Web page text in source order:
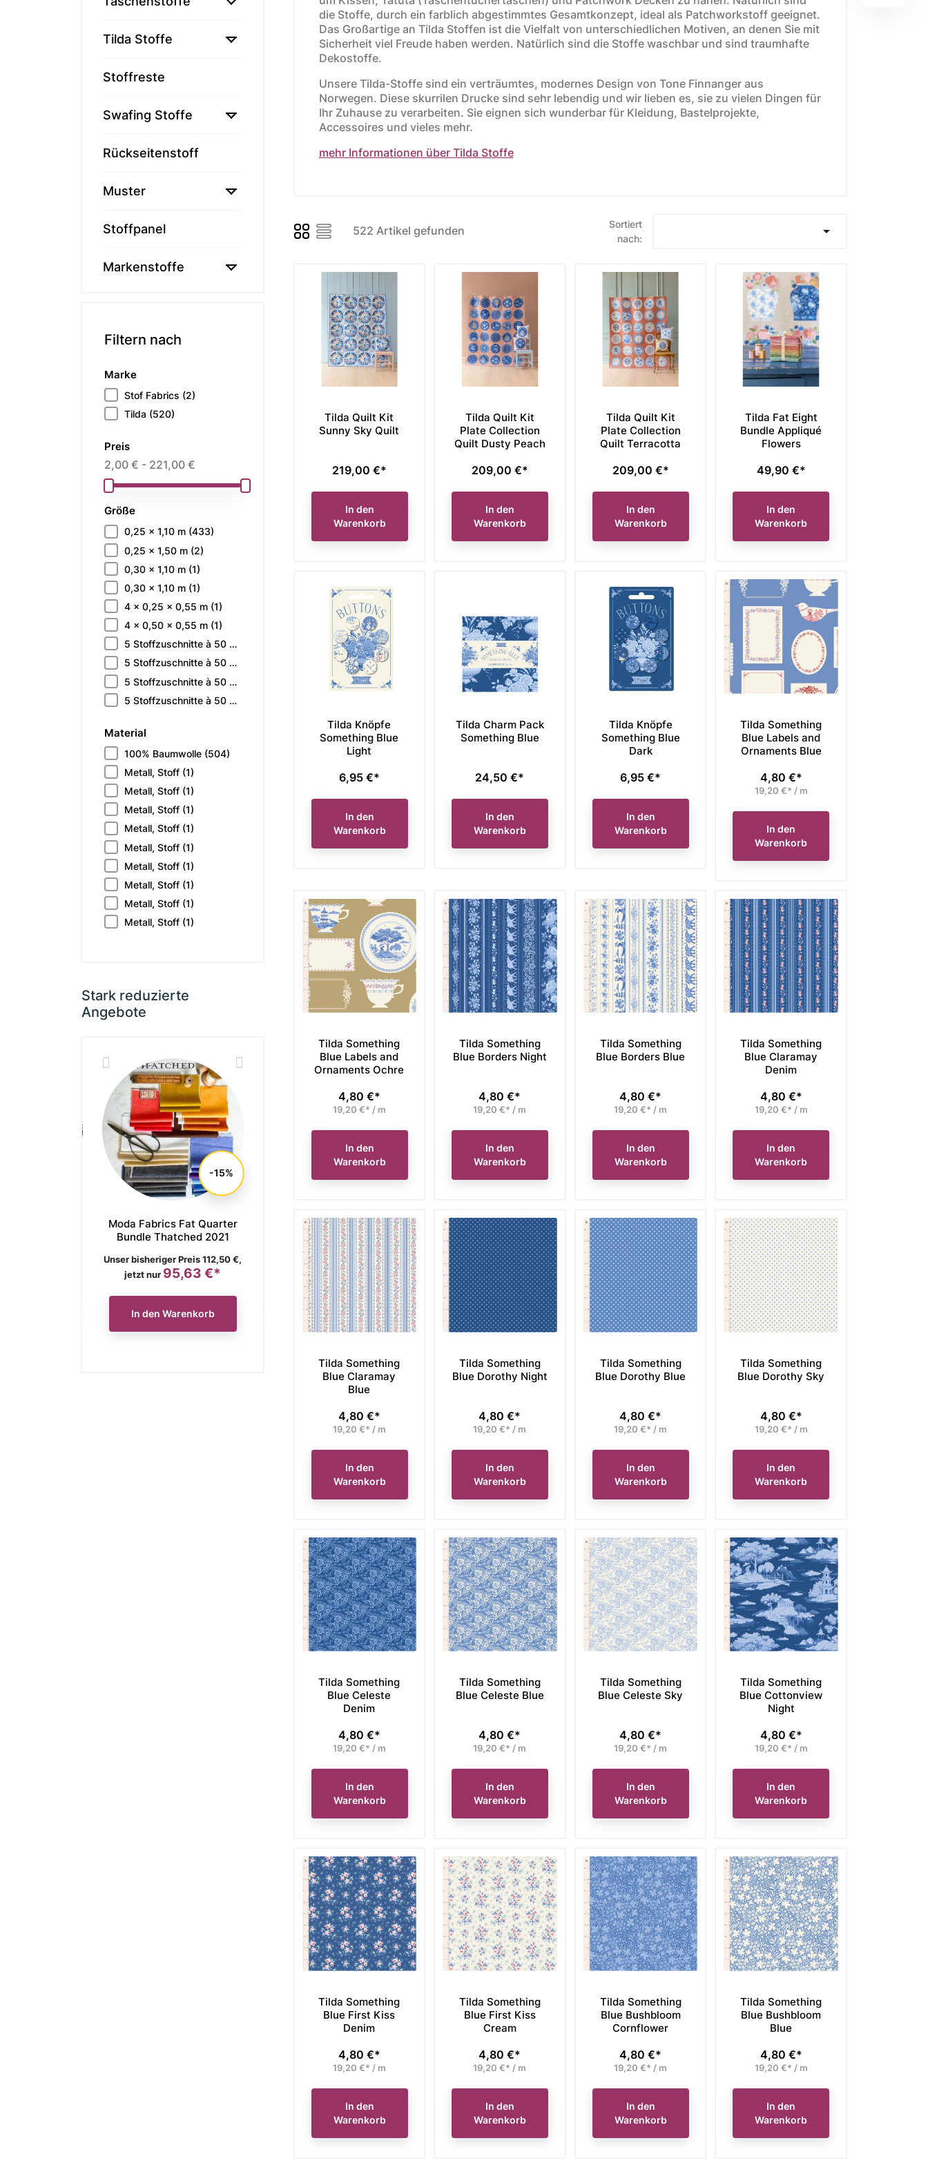
Tilda - ältere Kollektionen
Tilda Hautstoff
MARKENSTOFFE MUSTER STOFFRESTE WEIHNACHTSSTOFFE
Moda Fabrics Christmas
Tilda Stoffe 
Stoffreste
Swafing Stoffe 
Rückseitenstoff
Muster 
Stoffpanel
Markenstoffe 
Filtern nach
Marke
Stof Fabrics (2)
Tilda (520)
Preis
2,00 € - 221,00 €
Größe
0,25 x 1,10 m (433)
0,25 x 1,50 m (2)
0,30 x 1,10 m (1)
0,30 x 1,10 m (1)
4 x 0,25 x 0,55 m (1)
4 x 0,50 x 0,55 m (1)
5 Stoffzuschnitte à 50 x 55 cm
5 Stoffzuschnitte à 50 x 55 cm
5 Stoffzuschnitte à 50 x 55 cm
5 Stoffzuschnitte à 50 x 55 cm
Material
100% Baumwolle (504)
Metall, Stoff (1)
Metall, Stoff (1)
Metall, Stoff (1)
Metall, Stoff (1)
Metall, Stoff (1)
Metall, Stoff (1)
Metall, Stoff (1)
Metall, Stoff (1)
Metall, Stoff (1)
Stark reduzierte
Angebote
Moda Fabrics Fat Quarter
Bundle Thatched 2021
Verkaufspreis
Unser bisheriger Preis 112,50 €,
jetzt nur
-15%
Preis
95,63 €*
In den Warenkorb
Moda Fabrics Fat Quarter
Bundle Gilded Metallic
Verkaufspreis
Unser bisheriger Preis 107,95 €,
jetzt nurPreis
91,76 €*
In den Warenkorb
Moda Fabrics Fat Eight
Bundle Beautiful Day
Verkaufspreis
Unser bisheriger Preis 89,90 €,
jetzt nurPreis
76,42 €*
In den Warenkorb
Tilda Fat Quarter Bundle
Wallflower Bellflower
Verkaufspreis
Unser bisheriger Preis 57,60 €,
jetzt nurPreis
43,20 €*
Ausverkauft
Figo Fabrics Fat Quarter
Stoffpaket Martha
Verkaufspreis
Unser bisheriger Preis 48,40 €,
jetzt nurPreis
41,14 €*
In den Warenkorb
die Stoffe, durch ein farblich abgestimmtes Gesamtkonzept, ideal als Patchworkstoff geeignet.
Das Großartige an Tilda Stoffen ist die Vielfalt von unterschiedlichen Motiven, an denen Sie mit
Sicherheit viel Freude haben werden. Natürlich sind die Stoffe waschbar und sind traumhafte
Dekostoffe.
Unsere Tilda-Stoffe sind ein verträumtes, modernes Design von Tone Finnanger aus
Norwegen. Diese skurrilen Drucke sind sehr lebendig und wir lieben es, sie zu vielen Dingen für
Ihr Zuhause zu verarbeiten. Sie eignen sich wunderbar für Kleidung, Bastelprojekte,
Accessoires und vieles mehr.
mehr Informationen über Tilda Stoffe
522 Artikel gefunden
Sortiert
nach:

Tilda Quilt Kit
Sunny Sky Quilt
Preis
219,00 €*
In den
Warenkorb
Tilda Quilt Kit
Plate Collection
Quilt Dusty Peach
Preis
209,00 €*
In den
Warenkorb
Tilda Quilt Kit
Plate Collection
Quilt Terracotta
Preis
209,00 €*
In den
Warenkorb
Tilda Fat Eight
Bundle Appliqué
Flowers
Preis
49,90 €*
In den
Warenkorb
Tilda Knöpfe
Something Blue
Light
Preis
6,95 €*
In den
Warenkorb
Tilda Charm Pack
Something Blue
Preis
24,50 €*
In den
Warenkorb
Tilda Knöpfe
Something Blue
Dark
Preis
6,95 €*
In den
Warenkorb
Tilda Something
Blue Labels and
Ornaments Blue
Preis
4,80 €*
19,20 €* / m
In den
Warenkorb
Tilda Something
Blue Labels and
Ornaments Ochre
Preis
4,80 €*
19,20 €* / m
In den
Warenkorb
Tilda Something
Blue Borders Night
Preis
4,80 €*
19,20 €* / m
In den
Warenkorb
Tilda Something
Blue Borders Blue
Preis
4,80 €*
19,20 €* / m
In den
Warenkorb
Tilda Something
Blue Claramay
Denim
Preis
4,80 €*
19,20 €* / m
In den
Warenkorb
Tilda Something
Blue Claramay
Blue
Preis
4,80 €*
19,20 €* / m
In den
Warenkorb
Tilda Something
Blue Dorothy Night
Preis
4,80 €*
19,20 €* / m
In den
Warenkorb
Tilda Something
Blue Dorothy Blue
Preis
4,80 €*
19,20 €* / m
In den
Warenkorb
Tilda Something
Blue Dorothy Sky
Preis
4,80 €*
19,20 €* / m
In den
Warenkorb
Tilda Something
Blue Celeste
Denim
Preis
4,80 €*
19,20 €* / m
In den
Warenkorb
Tilda Something
Blue Celeste Blue
Preis
4,80 €*
19,20 €* / m
In den
Warenkorb
Tilda Something
Blue Celeste Sky
Preis
4,80 €*
19,20 €* / m
In den
Warenkorb
Tilda Something
Blue Cottonview
Night
Preis
4,80 €*
19,20 €* / m
In den
Warenkorb
Tilda Something
Blue First Kiss
Denim
Preis
4,80 €*
19,20 €* / m
In den
Warenkorb
Tilda Something
Blue First Kiss
Cream
Preis
4,80 €*
19,20 €* / m
In den
Warenkorb
Tilda Something
Blue Bushbloom
Cornflower
Preis
4,80 €*
19,20 €* / m
In den
Warenkorb
Tilda Something
Blue Bushbloom
Blue
Preis
4,80 €*
19,20 €* / m
In den
Warenkorb